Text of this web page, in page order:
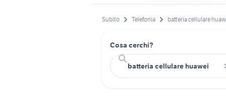
Subito Telefonia batteria cellulare
Cosa cerchi?